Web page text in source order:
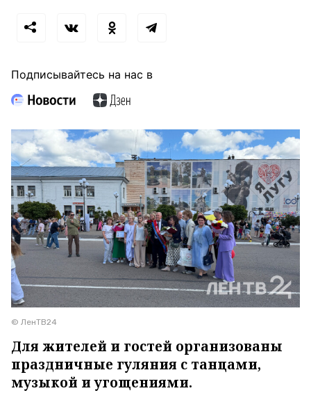
Подписывайтесь на нас в
© ЛенТВ24
Для жителей и гостей организованы
праздничные гуляния с танцами,
музыкой и угощениями.